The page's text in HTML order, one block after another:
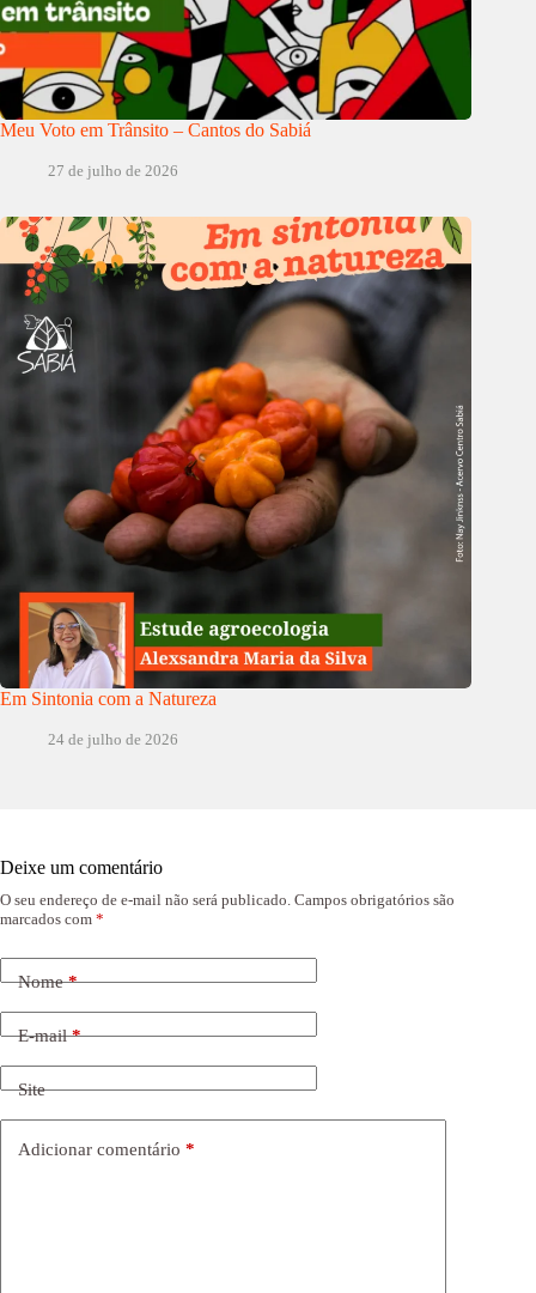
Meu Voto em Trânsito – Cantos do Sabiá
27 de julho de 2026
Em Sintonia com a Natureza
24 de julho de 2026
Deixe um comentário
O seu endereço de e-mail não será publicado. Campos obrigatórios são
marcados com *
Nome*
E-mail*
Site
Adicionar comentário *